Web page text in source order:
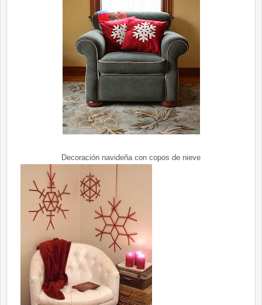
Decoración navideña con copos de nieve